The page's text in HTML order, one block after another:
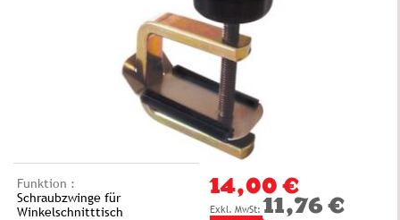
Funktion :
Schraubzwinge für
Winkelschnitttisch
14,00 €
11,76 €